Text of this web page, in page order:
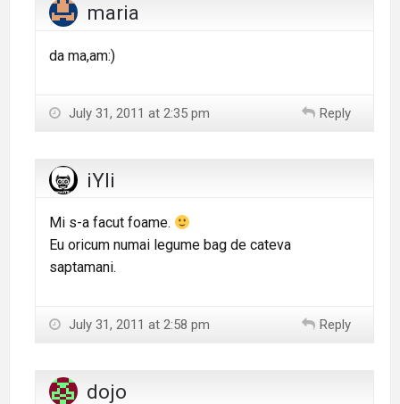
maria
da ma,am:)
July 31, 2011 at 2:35 pm Reply
iYli
Mi s-a facut foame.
Eu oricum numai legume bag de cateva
saptamani.
July 31, 2011 at 2:58 pm Reply
dojo